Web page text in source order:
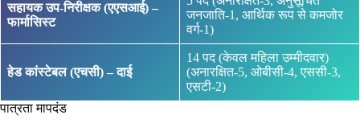
सहायक उप-निरीक्षक (एएसआई) –
फार्मासिस्ट
जनजाति-1, आर्थिक रूप से कमजोर
वर्ग-1)
हेड कांस्टेबल (एचसी) – दाई
14 पद (केवल महिला उम्मीदवार)
(अनारक्षित-5, ओबीसी-4, एससी-3,
एसटी-2)
पात्रता मापदंड